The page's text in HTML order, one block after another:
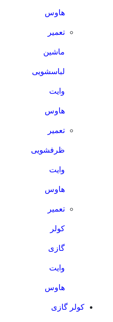
هاوس
تعمیر
ماشین
لباسشویی
وایت
هاوس
تعمیر
ظرفشویی
وایت
هاوس
تعمیر
کولر
گازی
وایت
هاوس
کولر گازی